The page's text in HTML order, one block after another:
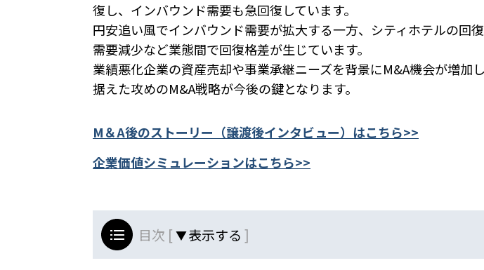
復し、インバウンド需要も急回復しています。
円安追い風でインバウンド需要が拡大する一方、シティホテルの回
需要減少など業態間で回復格差が生じています。
業績悪化企業の資産売却や事業承継ニーズを背景にM&A機会が増加
据えた攻めのM&A戦略が今後の鍵となります。
M＆A後のストーリー（譲渡後インタビュー）はこちら>>
企業価値シミュレーションはこちら>>
目次 [ ]